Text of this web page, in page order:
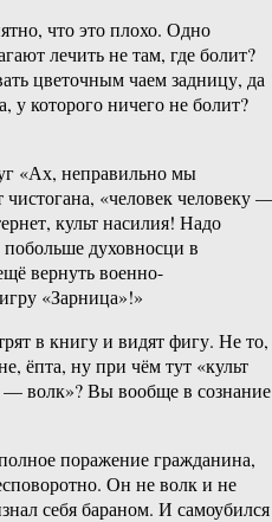
что это плохо. Одно
лечить не там, где болит?
цветочным чаем задницу, да
у которого ничего не болит?
«Ах, неправильно мы
«человек человеку
культ насилия! Надо
духовносци в
вернуть военно-
«Зарница»!»
в книгу и видят фигу. Не то,
ёпта, ну при чём тут «культ
— волк»? Вы вообще в сознание
поражение гражданина,
Он не волк и не
себя бараном. И самоубился